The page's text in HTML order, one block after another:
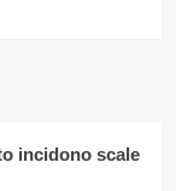
incidono scale